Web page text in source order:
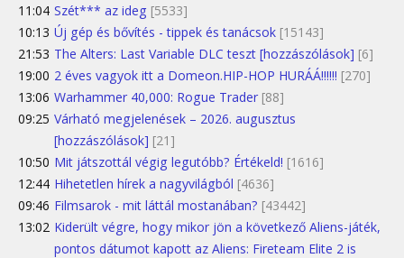
11:04 Szét*** az ideg [5533]
10:13 Új gép és bővítés - tippek és tanácsok [15143]
21:53 The Alters: Last Variable DLC teszt [hozzászólások] [6]
19:00 2 éves vagyok itt a Domeon.HIP-HOP HURÁÁ!!!!!! [270]
13:06 Warhammer 40,000: Rogue Trader [88]
09:25 Várható megjelenések – 2026. augusztus
[hozzászólások] [21]
10:50 Mit játszottál végig legutóbb? Értékeld! [1616]
12:44 Hihetetlen hírek a nagyvilágból [4636]
09:46 Filmsarok - mit láttál mostanában? [43442]
13:02 Kiderült végre, hogy mikor jön a következő Aliens-játék,
pontos dátumot kapott az Aliens: Fireteam Elite 2 is